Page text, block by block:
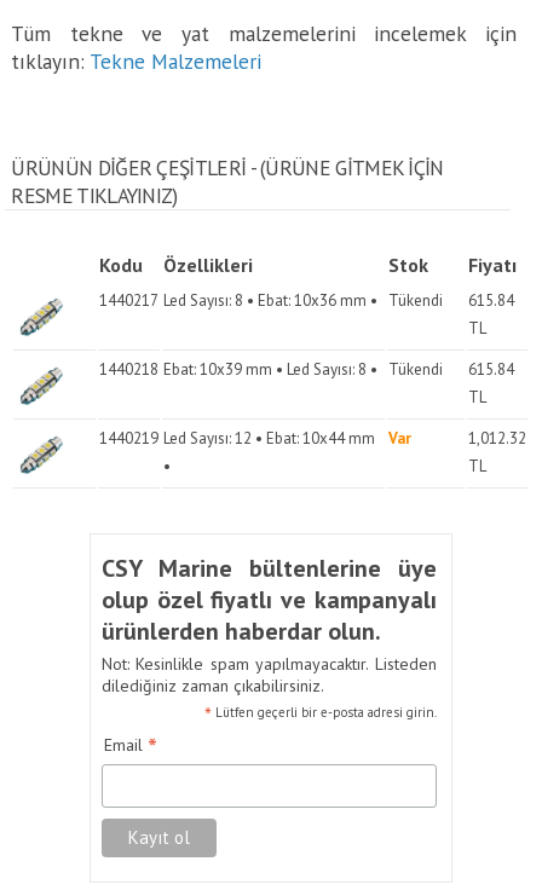
Tüm tekne ve yat malzemelerini incelemek için
tıklayın: Tekne Malzemeleri
ÜRÜNÜN DİĞER ÇEŞİTLERİ - (ÜRÜNE GITMEK IÇIN
RESME TIKLAYINIZ)
Kodu Özellikleri Stok Fiyatı
1440217 Led Sayısı: 8 • Ebat: 10x36 mm • Tükendi
615.84
TL
1440218 Ebat: 10x39 mm • Led Sayısı: 8 • Tükendi
615.84
TL
1440219 Led Sayısı: 12 • Ebat: 10x44 mm
•
Var
1,012.32
TL
CSY Marine bültenlerine üye
olup özel fiyatlı ve kampanyalı
ürünlerden haberdar olun.
Not: Kesinlikle spam yapılmayacaktır. Listeden
dilediğiniz zaman çıkabilirsiniz.
* Lütfen geçerli bir e-posta adresi girin.
Email *